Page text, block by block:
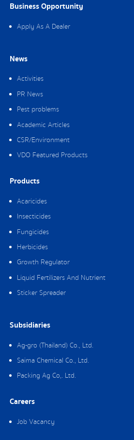
Business Opportunity
Apply As A Dealer
News
Activities
PR News
Pest problems
Academic Articles
CSR/Environment
VDO Featured Products
Products
Acaricides
Insecticides
Fungicides
Herbicides
Growth Regulator
Liquid Fertilizers And Nutrient
Sticker Spreader
Subsidiaries
Ag-gro (Thailand) Co., Ltd.
Saima Chemical Co., Ltd.
Packing Ag Co,. Ltd.
Careers
Job Vacancy